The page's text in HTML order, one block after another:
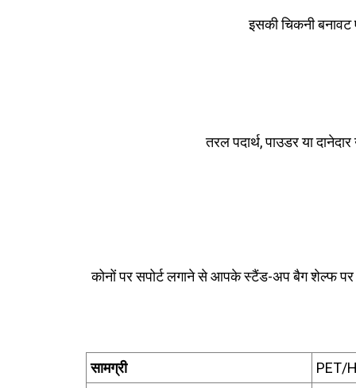
इसकी चिकनी
तरल पदार्थ, पाउडर या
कोनों पर सपोर्ट लगाने से आपके स्टैंड-अप बैग शेल्फ पर
सामग्री PET/